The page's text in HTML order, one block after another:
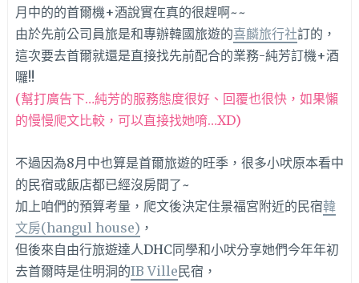
月中的的首爾機+酒說實在真的很趕啊~~
由於先前公司員旅是和專辦韓國旅遊的喜麟旅行社訂的，
這次要去首爾就還是直接找先前配合的業務-純芳訂機+酒
囉!!
(幫打廣告下…純芳的服務態度很好、回覆也很快，如果懶
的慢慢爬文比較，可以直接找她唷…XD)
不過因為8月中也算是首爾旅遊的旺季，很多小吠原本看中
的民宿或飯店都已經沒房間了~
加上咱們的預算考量，爬文後決定住景福宮附近的民宿韓
文房(hangul house) ，
但後來自由行旅遊達人DHC同學和小吠分享她們今年年初
去首爾時是住明洞的IB Ville民宿，